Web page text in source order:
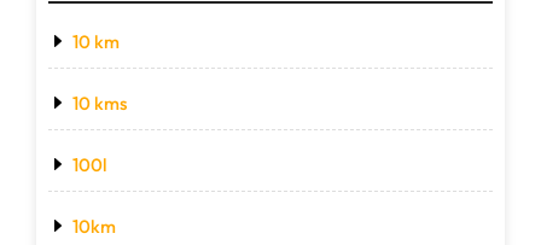
10 km
10 kms
100l
10km